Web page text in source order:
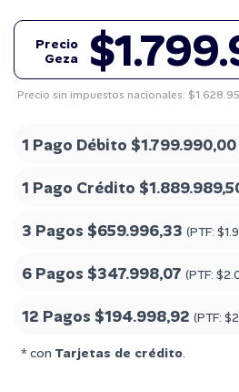
Precio
Geza
Precio sin impuestos nacionales:
1 Pago Débito $1.799.990,00
1 Pago Crédito
3 Pagos $659.996,33 (PTF:
6 Pagos $347.998,07 (PTF:
12 Pagos $194.998,92 (PTF:
* con Tarjetas de crédito.